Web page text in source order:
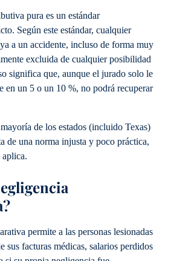
pura es un estándar
Según este estándar, cualquier
a un accidente, incluso de forma muy
excluida de cualquier posibilidad
significa que, aunque el jurado solo le
en un 5 o un 10 %, no podrá recuperar
de los estados (incluido Texas)
de una norma injusta y poco práctica,
permite a las personas lesionadas
sus facturas médicas, salarios perdidos